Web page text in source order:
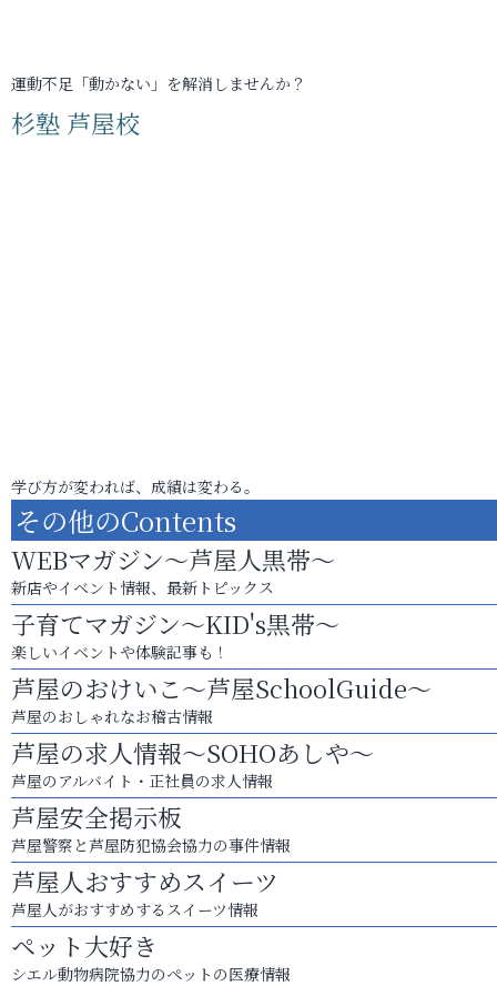
運動不足「動かない」を解消しませんか？
杉塾 芦屋校
学び方が変われば、成績は変わる。
その他のContents
WEBマガジン～芦屋人黒帯～
新店やイベント情報、最新トピックス
子育てマガジン～KID's黒帯～
楽しいイベントや体験記事も！
芦屋のおけいこ～芦屋SchoolGuide～
芦屋のおしゃれなお稽古情報
芦屋の求人情報～SOHOあしや～
芦屋のアルバイト・正社員の求人情報
芦屋安全掲示板
芦屋警察と芦屋防犯協会協力の事件情報
芦屋人おすすめスイーツ
芦屋人がおすすめするスイーツ情報
ペット大好き
シエル動物病院協力のペットの医療情報